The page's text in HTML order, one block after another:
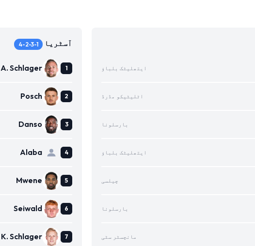
ایتھلیٹک بلباؤ
اٹلیٹیکو مڈرڈ
بارسلونا
ایتھلیٹک بلباؤ
چیلسی
بارسلونا
مانچسٹر سٹی
آسٹریا 4-2-3-1
A. Schlager
Posch
Danso
Alaba
Mwene
Seiwald
K. Schlager